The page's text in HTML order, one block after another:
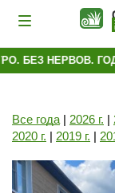
НЕРВОВ.
Все года | 2026 г. |
2020 г. | 2019 г. |